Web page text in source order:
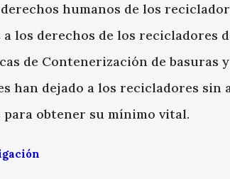
humanos de los
los derechos de los recicladores
de Contenerización de basuras
han dejado a los recicladores sin
obtener su mínimo vital.